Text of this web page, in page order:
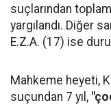
suçlarından
yargılandı. Diğer
E.Z.A. (17) ise
Mahkeme heyeti,
suçundan 7 yıl,